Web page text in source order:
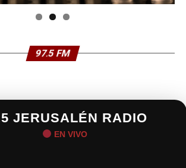
97.5 FM
JERUSALÉN RADIO
EN VIVO